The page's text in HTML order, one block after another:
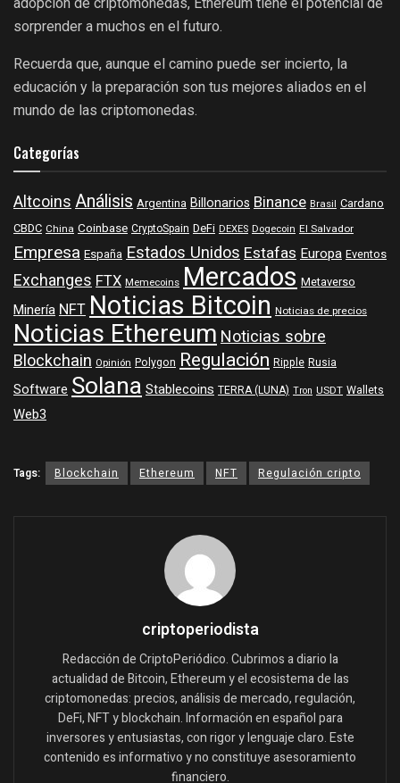
sorprender a muchos en el futuro.
Recuerda que, aunque el camino puede ser incierto, la
educación y la preparación son tus mejores aliados en el
mundo de las criptomonedas.
Categorías
AltcoinsAnálisis Argentina BillonariosBinance Brasil Cardano
CBDC China Coinbase CryptoSpain DeFi DEXES Dogecoin El Salvador
Empresa España Estados UnidosEstafasEuropa Eventos
ExchangesFTX Memecoins Mercados Metaverso
MineríaNFTNoticias Bitcoin Noticias de precios
Noticias EthereumNoticias sobre
Blockchain Opinión Polygon Regulación Ripple Rusia
SoftwareSolanaStablecoins TERRA (LUNA) Tron USDT Wallets
Web3
Tags: Blockchain Ethereum NFT Regulación cripto
criptoperiodista
Redacción de CriptoPeriódico. Cubrimos a diario la
actualidad de Bitcoin, Ethereum y el ecosistema de las
criptomonedas: precios, análisis de mercado, regulación,
DeFi, NFT y blockchain. Información en español para
inversores y entusiastas, con rigor y lenguaje claro. Este
contenido es informativo y no constituye asesoramiento
financiero.